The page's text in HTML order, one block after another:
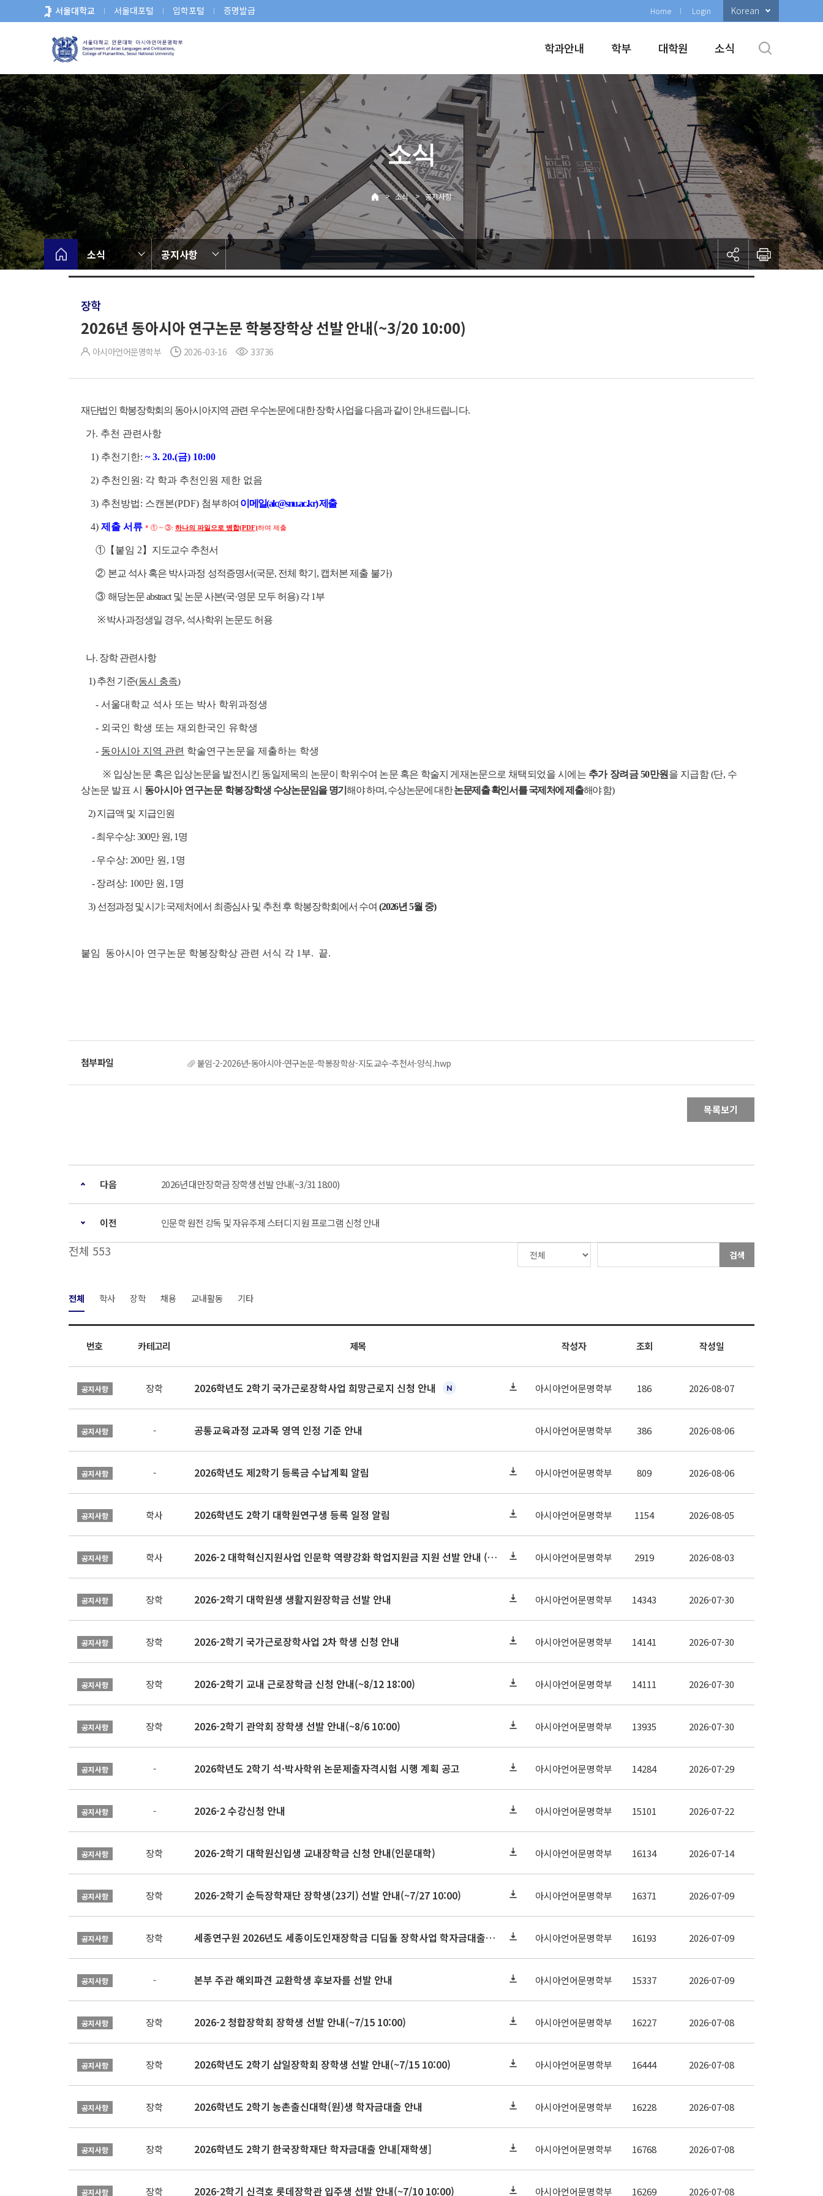
로
뉴
서울대학교 서울대포털 입학포털 증명발급 Home Login Korean
학과안내 학부 대학원 소식
소식
> 소식 > 공지사항
소식 공지사항
장학
2026년 동아시아 연구논문 학봉장학상 선발 안내(~3/20 10:00)
아시아언어문명학부 2026-03-16 33736
재단법인 학봉장학회의 동아시아지역 관련 우수논문에 대한 장학 사업을 다음과 같이 안내드립니다.
가. 추천 관련사항
1) 추천기한: ~ 3. 20.(금) 10:00
2) 추천인원: 각 학과 추천인원 제한 없음
3) 추천방법: 스캔본(PDF) 첨부하여 이메일(alc@snu.ac.kr) 제출
4) 제출 서류 * ① ~ ③: 하나의 파일으로 병합(PDF)하여 제출
①【붙임 2】 지도교수 추천서
② 본교 석사 혹은 박사과정 성적증명서(국문, 전체 학기, 캡처본 제출 불가)
③ 해당논문 abstract 및 논문 사본(국·영문 모두 허용) 각 1부
※ 박사과정생일 경우, 석사학위 논문도 허용
나. 장학 관련사항
1) 추천 기준(동시 충족)
- 서울대학교 석사 또는 박사 학위과정생
- 외국인 학생 또는 재외한국인 유학생
- 동아시아 지역 관련 학술연구논문을 제출하는 학생
※ 입상논문 혹은 입상논문을 발전시킨 동일제목의 논문이 학위수여 논문 혹은 학술지 게재논문으로 채택되었을 시에는 추가 장려금 50만원 을 지급함 (단, 수
상논문 발표 시 동아시아 연구논문 학봉장학생 수상논문임을 명기해야 하며, 수상논문에 대한논문제출 확인서를 국제처에 제출해야 함)
2) 지급액 및 지급인원
- 최우수상: 300만 원, 1명
-우수상: 200만 원, 1명
-장려상: 100만 원, 1명
3) 선정과정 및 시기:국제처에서 최종심사 및 추천 후 학봉장학회에서 수여 (2026년 5월 중)
붙임 동아시아 연구논문 학봉장학상 관련 서식 각 1부. 끝.
붙임-2-2026년-동아시아-연구논문-학봉장학상-지도교수-추천서-양식.hwp
목록보기
다음 2026년 대만장학금 장학생 선발 안내(~3/31 18:00)
이전 인문학 원전 강독 및 자유주제 스터디 지원 프로그램 신청 안내
전체 553 검색
전체 학사 장학 채용 교내활동 기타
번호 카테고리 제목 작성자 조회 작성일
공지사항 장학 2026학년도 2학기 국가근로장학사업 희망근로지 신청 안내 아시아언어문명학부 186 2026-08-07
공지사항 - 공통교육과정 교과목 영역 인정 기준 안내 아시아언어문명학부 386 2026-08-06
공지사항 - 2026학년도 제2학기 등록금 수납계획 알림 아시아언어문명학부 809 2026-08-06
공지사항 학사 2026학년도 2학기 대학원연구생 등록 일정 알림 아시아언어문명학부 1154 2026-08-05
공지사항 학사 2026-2 대학혁신지원사업 인문학 역량강화 학업지원금 지원 선발 안내 (학/석/박사) 아시아언어문명학부 2919 2026-08-03
공지사항 장학 2026-2학기 대학원생 생활지원장학금 선발 안내 아시아언어문명학부 14343 2026-07-30
공지사항 장학 2026-2학기 국가근로장학사업 2차 학생 신청 안내 아시아언어문명학부 14141 2026-07-30
공지사항 장학 2026-2학기 교내 근로장학금 신청 안내(~8/12 18:00) 아시아언어문명학부 14111 2026-07-30
공지사항 장학 2026-2학기 관악회 장학생 선발 안내(~8/6 10:00) 아시아언어문명학부 13935 2026-07-30
공지사항 - 2026학년도 2학기 석·박사학위 논문제출자격시험 시행 계획 공고 아시아언어문명학부 14284 2026-07-29
공지사항 - 2026-2 수강신청 안내 아시아언어문명학부 15101 2026-07-22
공지사항 장학 2026-2학기 대학원신입생 교내장학금 신청 안내(인문대학) 아시아언어문명학부 16134 2026-07-14
공지사항 장학 2026-2학기 순득장학재단 장학생(23기) 선발 안내(~7/27 10:00) 아시아언어문명학부 16371 2026-07-09
공지사항 장학 세종연구원 2026년도 세종이도인재장학금 디딤돌 장학사업 학자금대출 관련분야(원금상환, 이자지원) 신청 사업 안내 아시아언어문명학부 16193 2026-07-09
공지사항 - 본부 주관 해외파견 교환학생 후보자를 선발 안내 아시아언어문명학부 15337 2026-07-09
공지사항 장학 2026-2 청합장학회 장학생 선발 안내(~7/15 10:00) 아시아언어문명학부 16227 2026-07-08
공지사항 장학 2026학년도 2학기 삼일장학회 장학생 선발 안내(~7/15 10:00) 아시아언어문명학부 16444 2026-07-08
공지사항 장학 2026학년도 2학기 농촌출신대학(원)생 학자금대출 안내 아시아언어문명학부 16228 2026-07-08
공지사항 장학 2026학년도 2학기 한국장학재단 학자금대출 안내[재학생] 아시아언어문명학부 16768 2026-07-08
공지사항 장학 2026-2학기 신격호 롯데장학관 입주생 선발 안내(~7/10 10:00) 아시아언어문명학부 16269 2026-07-08